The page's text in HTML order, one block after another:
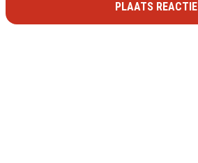
PLAATS REACTIE